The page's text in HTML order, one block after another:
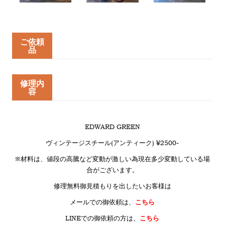
ご依頼
品
修理内
容
EDWARD GREEN
ヴィンテージスチール(アンティーク) ¥2500-
※材料は、値段の高騰など変動が激しい為現在多少変動している場
合がございます。
修理無料御見積もりを出したいお客様は
メールでの御依頼は、 こちら
LINEでの御依頼の方は、 こちら